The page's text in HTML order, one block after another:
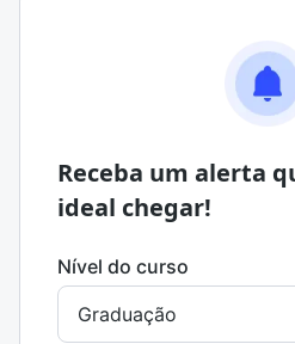
Receba um alerta
ideal chegar!
Nível do curso